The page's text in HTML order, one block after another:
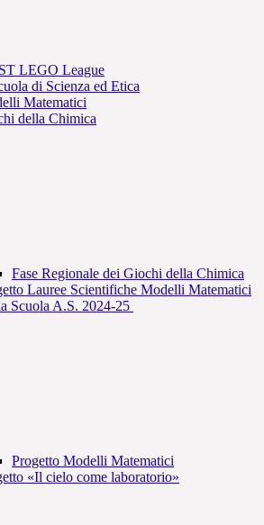
LEGO League
di Scienza ed Etica
Matematici
della Chimica
Fase Regionale dei Giochi della Chimica
Lauree Scientifiche Modelli Matematici
Scuola A.S. 2024-25
Progetto Modelli Matematici
«Il cielo come laboratorio»